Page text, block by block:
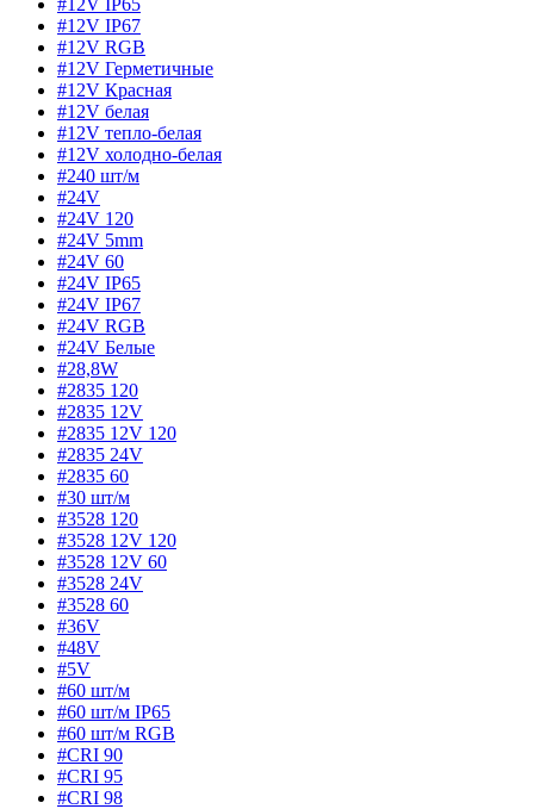
#12V IP65
#12V IP67
#12V RGB
#12V Герметичные
#12V Красная
#12V белая
#12V тепло-белая
#12V холодно-белая
#240 шт/м
#24V
#24V 120
#24V 5mm
#24V 60
#24V IP65
#24V IP67
#24V RGB
#24V Белые
#28,8W
#2835 120
#2835 12V
#2835 12V 120
#2835 24V
#2835 60
#30 шт/м
#3528 120
#3528 12V 120
#3528 12V 60
#3528 24V
#3528 60
#36V
#48V
#5V
#60 шт/м
#60 шт/м IP65
#60 шт/м RGB
#CRI 90
#CRI 95
#CRI 98